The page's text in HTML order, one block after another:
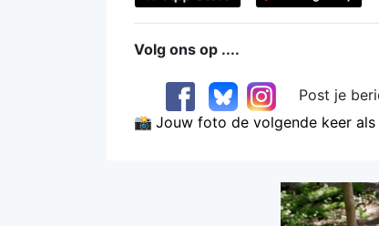
Volg ons op ....
Post je
📸 Jouw foto de volgende keer